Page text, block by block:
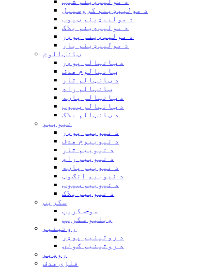
د مولیبډینم کروسیبل
د مولیبډینم ټیوب
د مولیبډینم بلاک
د مولیبډینم پوډر
د مولیبډینم بار
ټانټالوم
د ټانټالم پوډر
ټانټالوم هدف
د ټانټالم تار
ټانټالم راډ
د ټانټالم پاڼه
د ټانټالم ټیوب
د ټانټالم بلاک
نیوبیم
د نیوبیم پوډر
د نیوبیوم هدف
د نیوبیم تار
د نیوبیم راډ
د نیوبیم پاڼه
د نیوبیم انګوټ
د نیوبیم ټیوب
د نیوبیم بلاک
سکریپ
مو-سکریپ
ډبلیو سکریپ
روتینیم
د روتینیم پوډر
د روتینیم ګولۍ
روډیم
فلزي هدف